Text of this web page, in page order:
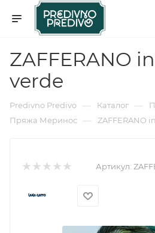
ZAFFERANO
verde
Predivno Predivo — Каталог —
Пряжа Меринос — ZAFFERANO
Артикул: